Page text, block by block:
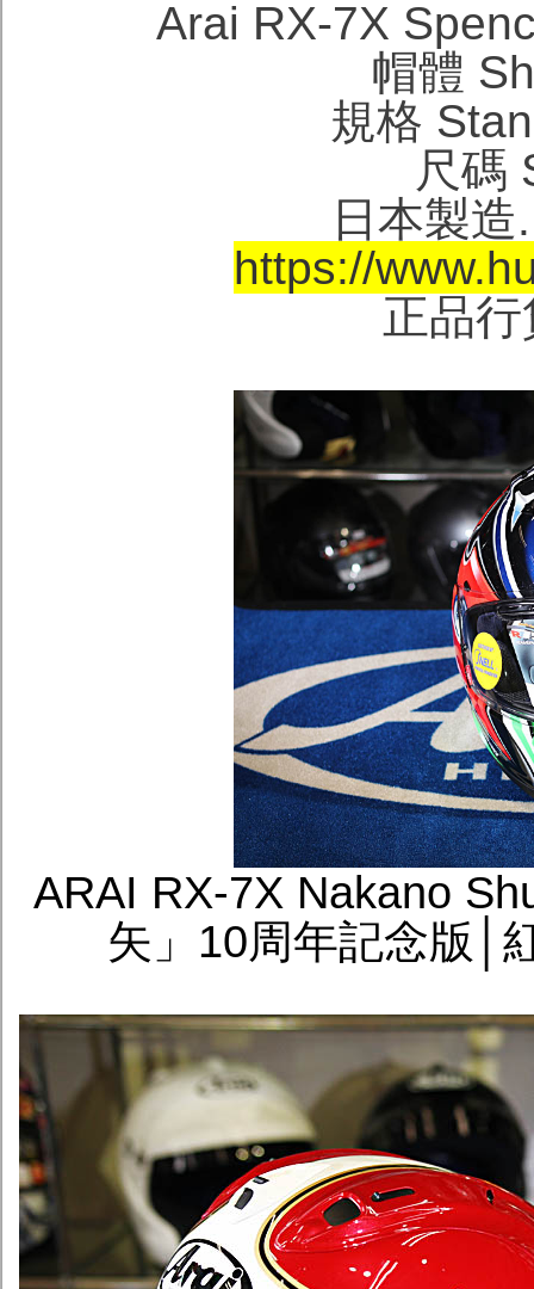
Arai RX-7X
帽體
規格
尺碼
日本製
https://
正品
ARAI RX-7X Nakano
矢」10周年記念版│